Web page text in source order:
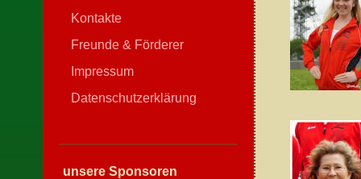
Kontakte
Freunde & Förderer
Impressum
Datenschutzerklärung
unsere Sponsoren